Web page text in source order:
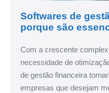
Softwares de
porque são
Com a crescente
necessidade de
de gestão financeira
empresas que desejam